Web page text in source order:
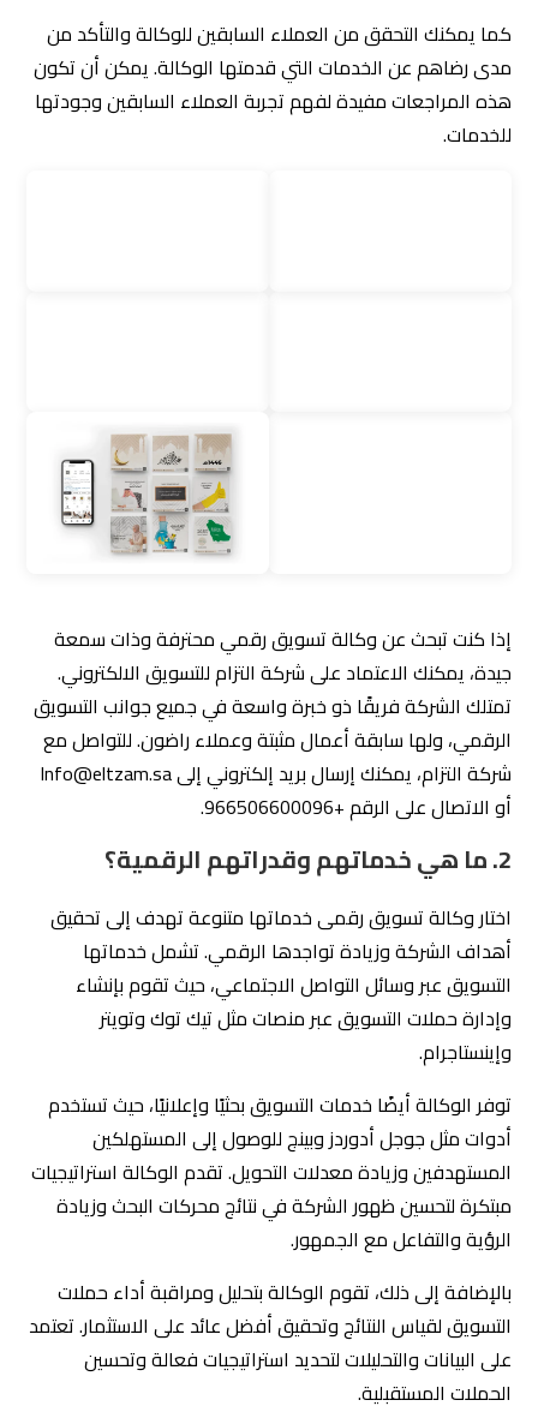
كما يمكنك التحقق من العملاء السابقين للوكالة والتأكد من
مدى رضاهم عن الخدمات التي قدمتها الوكالة. يمكن أن تكون
هذه المراجعات مفيدة لفهم تجربة العملاء السابقين وجودتها
للخدمات.
إذا كنت تبحث عن وكالة تسويق رقمي محترفة وذات سمعة
جيدة، يمكنك الاعتماد على شركة التزام للتسويق الالكتروني.
تمتلك الشركة فريقًا ذو خبرة واسعة في جميع جوانب التسويق
الرقمي، ولها سابقة أعمال مثبتة وعملاء راضون. للتواصل مع
شركة التزام، يمكنك إرسال بريد إلكتروني إلى Info@eltzam.sa
أو الاتصال على الرقم +966506600096.
2. ما هي خدماتهم وقدراتهم الرقمية؟
اختار وكالة تسويق رقمى خدماتها متنوعة تهدف إلى تحقيق
أهداف الشركة وزيادة تواجدها الرقمي. تشمل خدماتها
التسويق عبر وسائل التواصل الاجتماعي، حيث تقوم بإنشاء
وإدارة حملات التسويق عبر منصات مثل تيك توك وتويتر
وإينستاجرام.
توفر الوكالة أيضًا خدمات التسويق بحثيًا وإعلانيًا، حيث تستخدم
أدوات مثل جوجل أدوردز وبينج للوصول إلى المستهلكين
المستهدفين وزيادة معدلات التحويل. تقدم الوكالة استراتيجيات
مبتكرة لتحسين ظهور الشركة في نتائج محركات البحث وزيادة
الرؤية والتفاعل مع الجمهور.
بالإضافة إلى ذلك، تقوم الوكالة بتحليل ومراقبة أداء حملات
التسويق لقياس النتائج وتحقيق أفضل عائد على الاستثمار. تعتمد
على البيانات والتحليلات لتحديد استراتيجيات فعالة وتحسين
الحملات المستقبلية.